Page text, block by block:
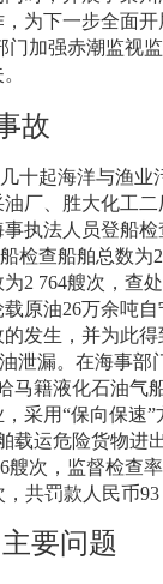
为下一步全面开
加强赤潮监视
故
起海洋与渔业
厂、胜大化工
事执法人员登船
检查船舶总数为
为2 764艘次，查
载原油26万余吨自
发生，并为此得
泄漏。在海事部
马籍液化石油气
采用“保向保速
载运危险货物进
艘次，监督检查
，共罚款人民币93
要问题